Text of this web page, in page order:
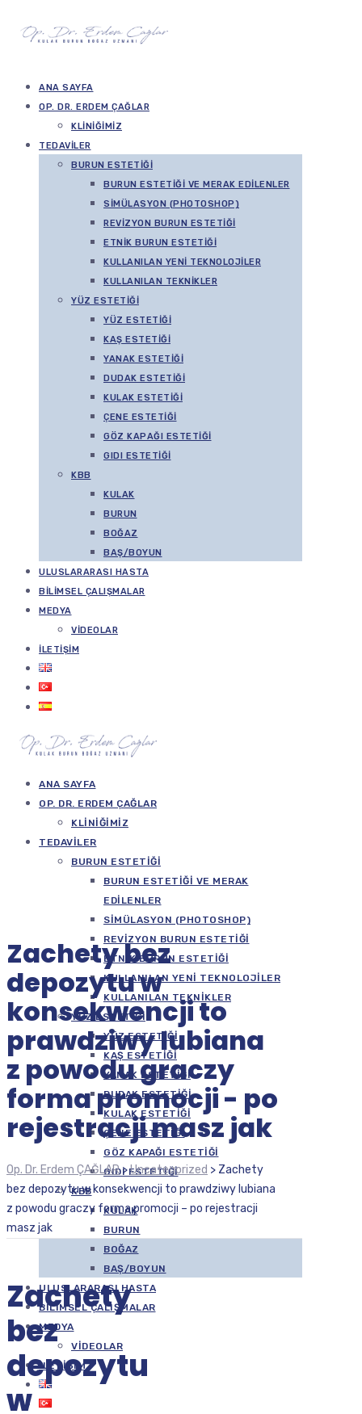
ANA SAYFA
OP. DR. ERDEM ÇAĞLAR
KLINIĞIMIZ
TEDAVILER
BURUN ESTETIĞI
BURUN ESTETIĞI VE MERAK EDILENLER
SIMÜLASYON (PHOTOSHOP)
REVIZYON BURUN ESTETIĞI
ETNIK BURUN ESTETIĞI
KULLANILAN YENI TEKNOLOJILER
KULLANILAN TEKNIKLER
YÜZ ESTETIĞI
YÜZ ESTETIĞI
KAŞ ESTETIĞI
YANAK ESTETIĞI
DUDAK ESTETIĞI
KULAK ESTETIĞI
ÇENE ESTETIĞI
GÖZ KAPAĞI ESTETIĞI
GIDI ESTETIĞI
KBB
KULAK
BURUN
BOĞAZ
BAŞ/BOYUN
ULUSLARARASI HASTA
BILIMSEL ÇALIŞMALAR
MEDYA
VIDEOLAR
İLETIŞIM
ANA SAYFA
OP. DR. ERDEM ÇAĞLAR
KLINIĞIMIZ
TEDAVILER
BURUN ESTETIĞI
BURUN ESTETIĞI VE MERAK
EDILENLER
SIMÜLASYON (PHOTOSHOP)
REVIZYON BURUN ESTETIĞI
ETNIK BURUN ESTETIĞI
KULLANILAN YENI TEKNOLOJILER
KULLANILAN TEKNIKLER
YÜZ ESTETIĞI
YÜZ ESTETIĞI
KAŞ ESTETIĞI
YANAK ESTETIĞI
DUDAK ESTETIĞI
KULAK ESTETIĞI
ÇENE ESTETIĞI
GÖZ KAPAĞI ESTETIĞI
GIDI ESTETIĞI
KBB
KULAK
BURUN
BOĞAZ
BAŞ/BOYUN
ULUSLARARASI HASTA
BILIMSEL ÇALIŞMALAR
MEDYA
VIDEOLAR
İLETIŞIM
Zachety bez
depozytu w
konsekwencji to
prawdziwy lubiana
z powodu graczy
forma promocji - po
rejestracji masz jak
Op. Dr. Erdem ÇAĞLAR>Uncategorized > Zachety
bez depozytu w konsekwencji to prawdziwy lubiana
z powodu graczy forma promocji – po rejestracji
masz jak
Zachety
bez
depozytu
w